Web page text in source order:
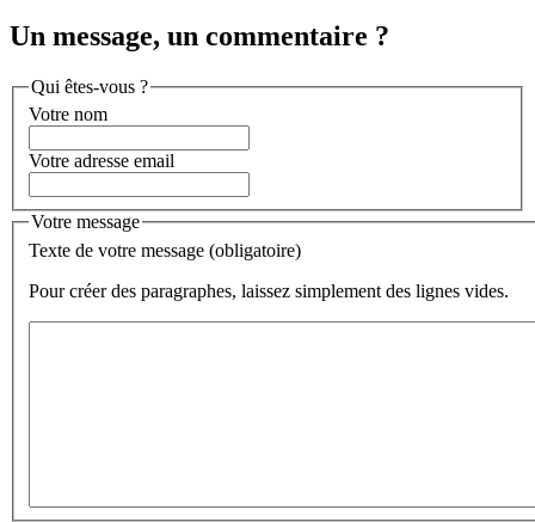
Un message, un commentaire ?
Qui êtes-vous ?
Votre nom
Votre adresse email
Votre message
Texte de votre message (obligatoire)
Pour créer des paragraphes, laissez simplement des lignes vides.